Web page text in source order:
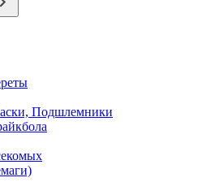
Подшлемники